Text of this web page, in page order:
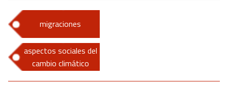
migraciones
aspectos sociales del
cambio climático